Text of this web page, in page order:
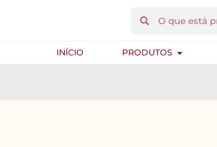
INÍCIO PRODUTOS